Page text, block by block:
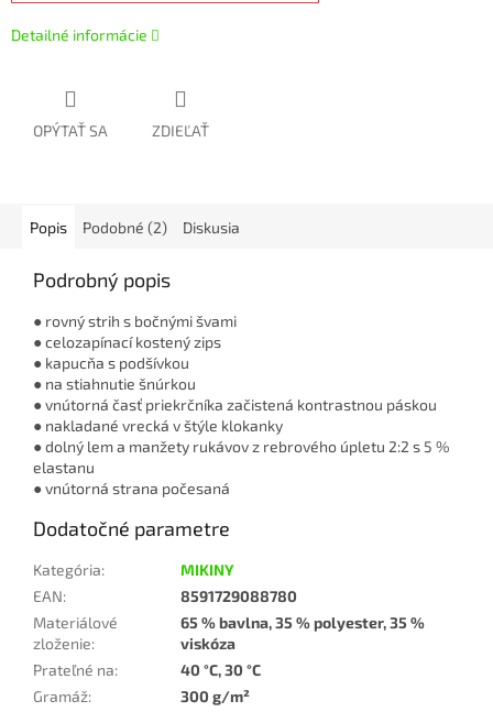
Detailné informácie
OPÝTAŤ SA ZDIEĽAŤ
Popis Podobné (2) Diskusia
Podrobný popis
● rovný strih s bočnými švami
● celozapínací kostený zips
● kapucňa s podšívkou
● na stiahnutie šnúrkou
● vnútorná časť priekrčníka začistená kontrastnou páskou
● nakladané vrecká v štýle klokanky
● dolný lem a manžety rukávov z rebrového úpletu 2:2 s 5 %
elastanu
● vnútorná strana počesaná
Dodatočné parametre
Kategória:
MIKINY
EAN:
8591729088780
Materiálové
zloženie:
65 % bavlna, 35 % polyester, 35 %
viskóza
Prateľné na:
40 °C, 30 °C
Gramáž:
300 g/m²